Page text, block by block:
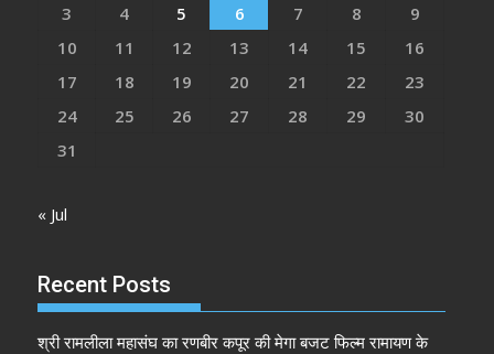
3
4 5 6 7 8
9
10
11 12 13 14 15
16
17
18 19 20 21 22
23
24
25 26 27 28 29
30
31
« Jul
Recent Posts
श्री रामलीला महासंघ का रणबीर कपूर की मेगा बजट फिल्म रामायण के